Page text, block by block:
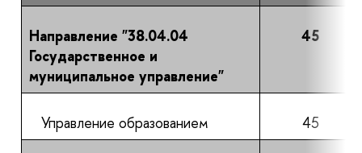
Направление "38.04.04
Государственное и
муниципальное управление"
45
Управление образованием 45